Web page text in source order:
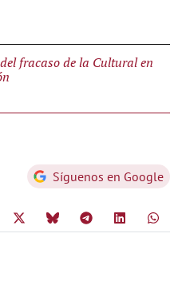
fracaso de la Cultural en
Síguenos en Google